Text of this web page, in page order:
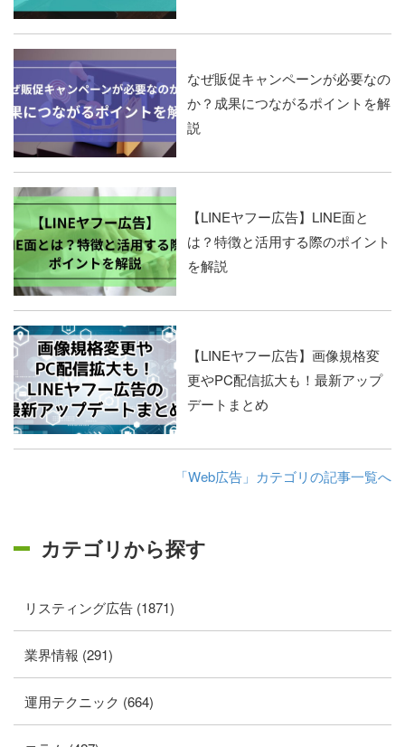
なぜ販促キャンペーンが必要なの
か？成果につながるポイントを解
説
【LINEヤフー広告】LINE面と
は？特徴と活用する際のポイント
を解説
【LINEヤフー広告】画像規格変
更やPC配信拡大も！最新アップ
デートまとめ
「Web広告」カテゴリの記事一覧へ
カテゴリから探す
リスティング広告 (1871)
業界情報 (291)
運用テクニック (664)